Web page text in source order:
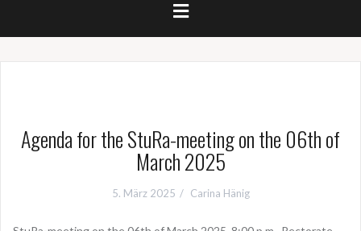
Agenda for the StuRa-meeting on the 06th of
March 2025
5. März 2025 Carina Hänig